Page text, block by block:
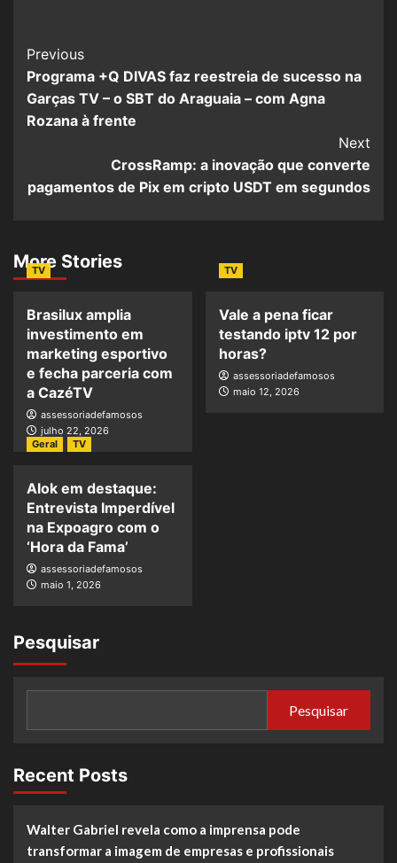
Previous
Programa +Q DIVAS faz reestreia de sucesso na
Garças TV – o SBT do Araguaia – com Agna
Rozana à frente
Next
CrossRamp: a inovação que converte
pagamentos de Pix em cripto USDT em segundos
More Stories
TV
Brasilux amplia
investimento em
marketing esportivo
e fecha parceria com
a CazéTV
assessoriadefamosos
julho 22, 2026
TV
Vale a pena ficar
testando iptv 12 por
horas?
assessoriadefamosos
maio 12, 2026
Geral TV
Alok em destaque:
Entrevista Imperdível
na Expoagro com o
‘Hora da Fama’
assessoriadefamosos
maio 1, 2026
Pesquisar
Pesquisar
Recent Posts
Walter Gabriel revela como a imprensa pode
transformar a imagem de empresas e profissionais